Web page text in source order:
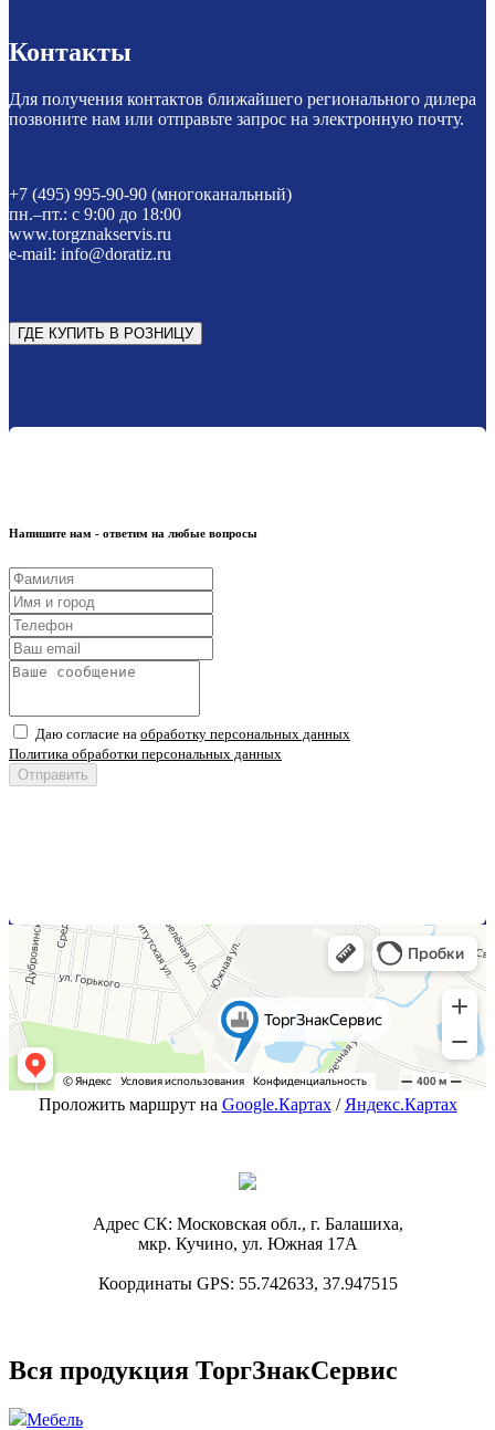
Контакты
Для получения контактов ближайшего регионального дилера
позвоните нам или отправьте запрос на электронную почту.
+7 (495) 995-90-90 (многоканальный)
пн.–пт.: с 9:00 до 18:00
www.torgznakservis.ru
e-mail: info@doratiz.ru
ГДЕ КУПИТЬ В РОЗНИЦУ
ДЛЯ ОПТОВЫХ КЛИЕНТОВ
Напишите нам - ответим на любые вопросы
Даю согласие на обработку персональных данных
Политика обработки персональных данных
Отправить
Проложить маршрут на Google.Картах/ Яндекс.Картах
Адрес СК: Московская обл., г. Балашиха,
мкр. Кучино, ул. Южная 17А
Координаты GPS: 55.742633, 37.947515
Вся продукция ТоргЗнакСервис
Мебель